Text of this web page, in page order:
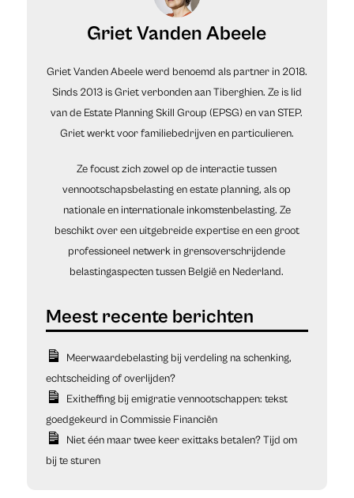
Griet Vanden Abeele
Griet Vanden Abeele werd benoemd als partner in 2018.
Sinds 2013 is Griet verbonden aan Tiberghien. Ze is lid
van de Estate Planning Skill Group (EPSG) en van STEP.
Griet werkt voor familiebedrijven en particulieren.
Ze focust zich zowel op de interactie tussen
vennootschapsbelasting en estate planning, als op
nationale en internationale inkomstenbelasting. Ze
beschikt over een uitgebreide expertise en een groot
professioneel netwerk in grensoverschrijdende
belastingaspecten tussen België en Nederland.
Meerwaardebelasting bij verdeling na schenking,
echtscheiding of overlijden?
Exitheffing bij emigratie vennootschappen: tekst
goedgekeurd in Commissie Financiën
Niet één maar twee keer exittaks betalen? Tijd om
bij te sturen